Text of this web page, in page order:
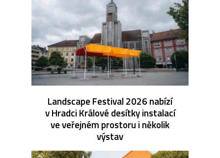
Landscape Festival 2026 nabízí
v Hradci Králové desítky instalací
ve veřejném prostoru i několik
výstav